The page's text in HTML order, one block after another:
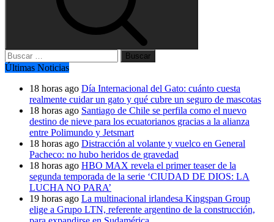
Buscar:
Últimas Noticias
18 horas ago Día Internacional del Gato: cuánto cuesta
realmente cuidar un gato y qué cubre un seguro de mascotas
18 horas ago Santiago de Chile se perfila como el nuevo
destino de nieve para los ecuatorianos gracias a la alianza
entre Polimundo y Jetsmart
18 horas ago Distracción al volante y vuelco en General
Pacheco: no hubo heridos de gravedad
18 horas ago HBO MAX revela el primer teaser de la
segunda temporada de la serie ‘CIUDAD DE DIOS: LA
LUCHA NO PARA’
19 horas ago La multinacional irlandesa Kingspan Group
elige a Grupo LTN, referente argentino de la construcción,